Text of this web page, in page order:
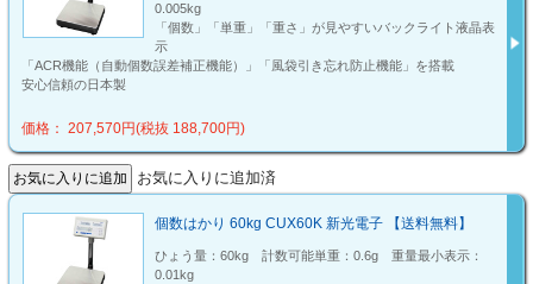
0.005kg
「個数」「単重」「重さ」が見やすいバックライト液晶表
示
「ACR機能（自動個数誤差補正機能）」「風袋引き忘れ防止機能」を搭載
安心信頼の日本製
価格： 207,570円(税抜 188,700円)
お気に入りに追加済
個数はかり 60kg CUX60K 新光電子 【送料無料】
ひょう量：60kg 計数可能単重：0.6g 重量最小表示：
0.01kg